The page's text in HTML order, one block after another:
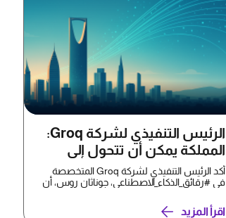
الرئيس التنفيذي لشركة Groq:
المملكة يمكن أن تتحول إلى
مُصدّرٍ للبيانات
أكد الرئيس التنفيذي لشركة Groq المتخصصة
في #رقائق_الذكاء_الاصطناعي، جوناثان روس، أن
اقرأ المزيد